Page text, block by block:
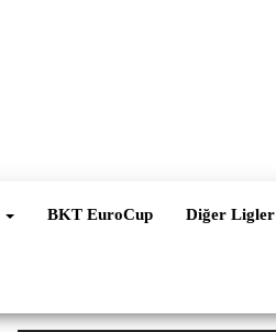
BKT EuroCup Diğer Ligler